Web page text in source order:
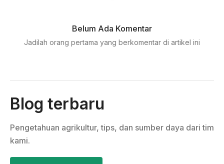
Belum Ada Komentar
Jadilah orang pertama yang berkomentar di artikel ini
Blog terbaru
Pengetahuan agrikultur, tips, dan sumber daya dari tim
kami.